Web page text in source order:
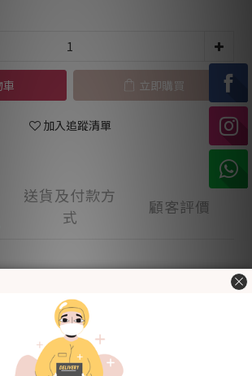
車 立即購買
加入追蹤清單
送貨及付款方
式
顧客評價
用得更安心